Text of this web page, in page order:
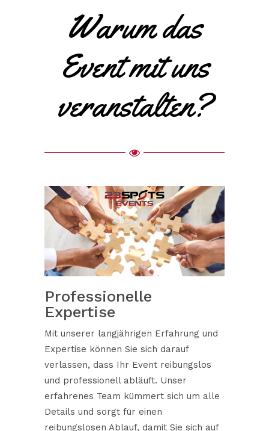
Warum das
Event mit uns
veranstalten?
Professionelle
Expertise
Mit unserer langjährigen Erfahrung und
Expertise können Sie sich darauf
verlassen, dass Ihr Event reibungslos
und professionell abläuft. Unser
erfahrenes Team kümmert sich um alle
Details und sorgt für einen
reibungslosen Ablauf, damit Sie sich auf